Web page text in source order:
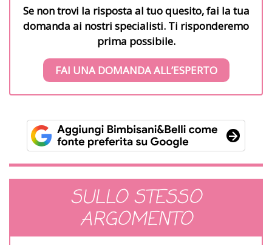
Se non trovi la risposta al tuo quesito, fai la tua
domanda ai nostri specialisti. Ti risponderemo
prima possibile.
FAI UNA DOMANDA ALL’ESPERTO
SULLO STESSO
ARGOMENTO